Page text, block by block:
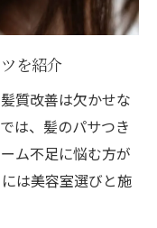
を紹介
質改善は欠かせな
は、髪のパサつき
ム不足に悩む方が
は美容室選びと施